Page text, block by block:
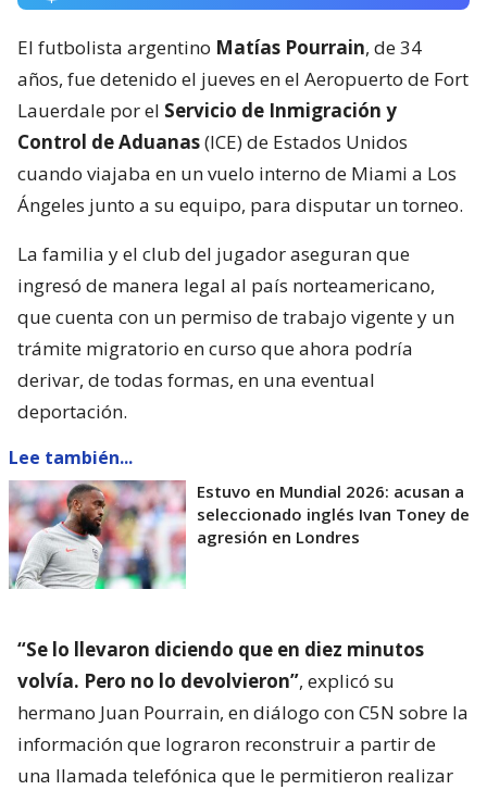
El futbolista argentino Matías Pourrain, de 34
años, fue detenido el jueves en el Aeropuerto de Fort
Lauerdale por el Servicio de Inmigración y
Control de Aduanas(ICE) de Estados Unidos
cuando viajaba en un vuelo interno de Miami a Los
Ángeles junto a su equipo, para disputar un torneo.
La familia y el club del jugador aseguran que
ingresó de manera legal al país norteamericano,
que cuenta con un permiso de trabajo vigente y un
trámite migratorio en curso que ahora podría
derivar, de todas formas, en una eventual
deportación.
Lee también...
Estuvo en Mundial 2026: acusan a
seleccionado inglés Ivan Toney de
agresión en Londres
“Se lo llevaron diciendo que en diez minutos
volvía. Pero no lo devolvieron”, explicó su
hermano Juan Pourrain, en diálogo con C5N sobre la
información que lograron reconstruir a partir de
una llamada telefónica que le permitieron realizar